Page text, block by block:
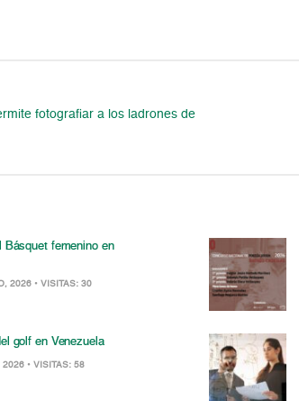
fotografiar a los ladrones de
Básquet femenino en
2026 • VISITAS: 30
golf en Venezuela
2026 • VISITAS: 58